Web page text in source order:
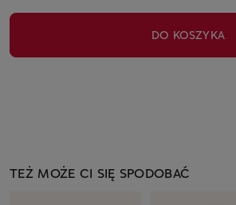
DO KOSZYKA
TEŻ MOŻE CI SIĘ SPODOBAĆ